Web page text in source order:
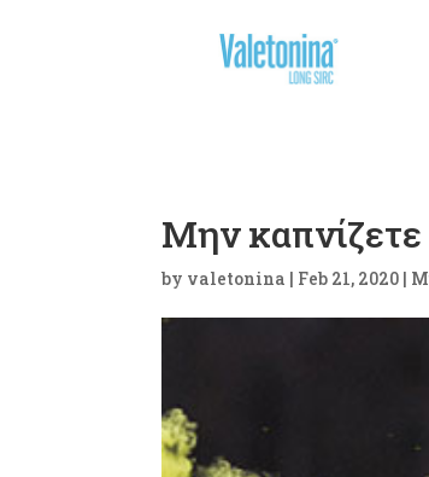
Μην καπνίζετε
by valetonina | Feb 21, 2020 |